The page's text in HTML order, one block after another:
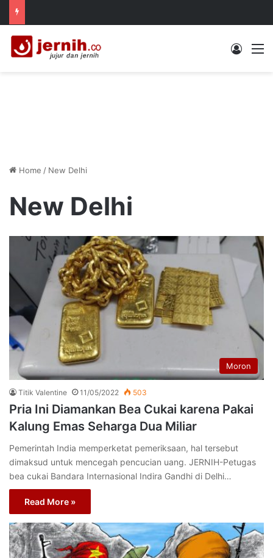
Log In
Home / New Delhi
New Delhi
Moron
Titik Valentine 11/05/2022 503
Pria Ini Diamankan Bea Cukai karena Pakai
Kalung Emas Seharga Dua Miliar
Pemerintah India memperketat pemeriksaan, hal tersebut
dimaksud untuk mencegah pencucian uang. JERNIH-Petugas
bea cukai Bandara Internasional Indira Gandhi di Delhi…
Read More »